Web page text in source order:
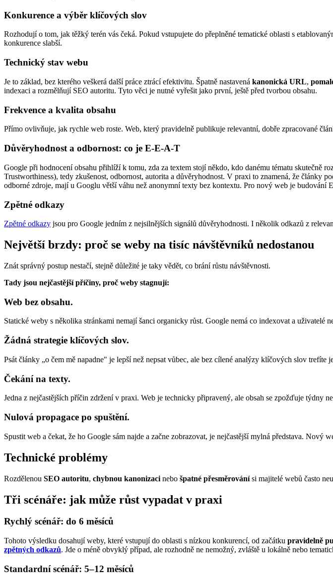
Konkurence a výběr klíčových slov
Rozhodují o tom, jak těžký terén vás čeká. Pokud vstupujete do přeplněné tematické oblasti s
konkurence slabší.
Technický stav webu
Je to základ, bez kterého veškerá další práce ztrácí efektivitu. Špatně nastavená kanonická URL,
indexaci a rozmělňují SEO autoritu. Tyto věci je nutné vyřešit jako první, ještě před tvorbou obsahu.
Frekvence a kvalita obsahu
Přímo ovlivňuje, jak rychle web roste. Web, který pravidelně publikuje relevantní, dobře zpracované
Důvěryhodnost a odbornost: co je E-E-A-T
Google při hodnocení obsahu přihlíží k tomu, zda za textem stojí někdo, kdo danému tématu skutečně
Trustworthiness), tedy zkušenost, odbornost, autorita a důvěryhodnost. V praxi to znamená, že články
odborné zdroje, mají u Googlu větší váhu než anonymní texty bez kontextu. Pro nový web je
Zpětné odkazy
Zpětné odkazy jsou pro Google jedním z nejsilnějších signálů důvěryhodnosti. I několik odkazů z
Největší brzdy: proč se weby na tisíc návštěvníků nedostanou
Znát správný postup nestačí, stejně důležité je taky vědět, co brání růstu návštěvnosti.
Tady jsou nejčastější příčiny, proč weby stagnují:
Web bez obsahu.
Statické weby s několika stránkami nemají šanci organicky růst. Google nemá co indexovat a uživatelé
Žádná strategie klíčových slov.
Psát články „o čem mě napadne" je lepší než nepsat vůbec, ale bez cílené analýzy klíčových slov trefíte
Čekání na texty.
Jedna z nejčastějších příčin zdržení v praxi. Web je technicky připravený, ale obsah se zpožďuje týdny
Nulová propagace po spuštění.
Spustit web a čekat, že ho Google sám najde a začne zobrazovat, je nejčastější mylná představa.
Technické problémy
Rozdělenou SEO autoritu, chybnou kanonizaci nebo špatné přesměrovánísi majitelé webů často
Tři scénáře: jak může růst vypadat v praxi
Rychlý scénář: do 6 měsíců
Tohoto výsledku dosahují weby, které vstupují do oblasti s nízkou konkurencí, od začátku pravidelně
zpětných odkazů. Jde o méně obvyklý případ, ale rozhodně ne nemožný, zvláště u lokálně nebo
Standardní scénář: 5–12 měsíců